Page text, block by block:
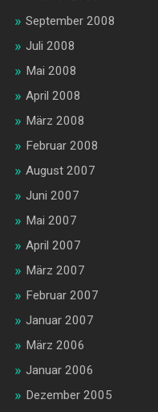
September 2008
Juli 2008
Mai 2008
April 2008
März 2008
Februar 2008
August 2007
Juni 2007
Mai 2007
April 2007
März 2007
Februar 2007
Januar 2007
März 2006
Januar 2006
Dezember 2005